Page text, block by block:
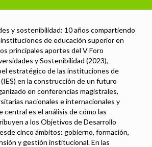
y sostenibilidad: 10 años compartiendo
de educación superior en
principales aportes del V Foro
y Sostenibilidad (2023),
estratégico de las instituciones de
en la construcción de un futuro
en conferencias magistrales,
nacionales e internacionales y
central es el análisis de cómo las
a los Objetivos de Desarrollo
cinco ámbitos: gobierno, formación,
y gestión institucional. En las